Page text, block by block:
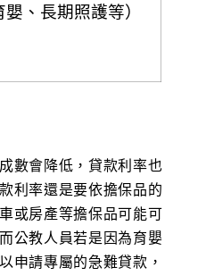
嬰、長期照護等）
數會降低，貸款利率也
利率還是要依擔保品的
或房產等擔保品可能可
公教人員若是因為育嬰
申請專屬的急難貸款，